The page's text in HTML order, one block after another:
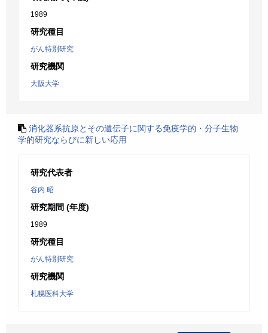
1989
研究種目
がん特別研究
研究機関
大阪大学
消化器系抗原とその遺伝子に関する免疫学的・分子生物
学的研究ならびに新しい応用
研究代表者
谷内 昭
研究期間 (年度)
1989
研究種目
がん特別研究
研究機関
札幌医科大学